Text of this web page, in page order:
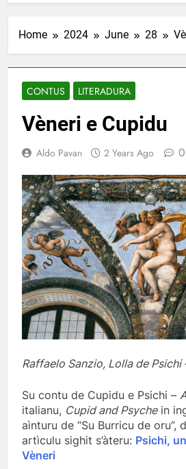
Home 2024 June 28
CONTUS LITERADURA
Vèneri e Cupidu
Aldo Pavan 2 Years Ago 0
Raffaelo Sanzio, Lolla de Psichi
Su contu de Cupidu e Psichi –
italianu, Cupid and Psychein
aìnturu de “Su Burricu de oru”,
artìculu sighit s’àteru: Psichi,
Vèneri